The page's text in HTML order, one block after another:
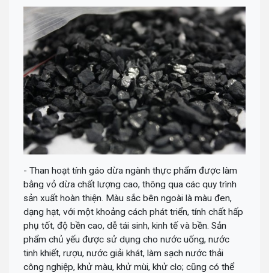
- Than hoạt tính gáo dừa ngành thực phẩm được làm
bằng vỏ dừa chất lượng cao, thông qua các quy trình
sản xuất hoàn thiện. Màu sắc bên ngoài là màu đen,
dạng hạt, với một khoảng cách phát triển, tính chất hấp
phụ tốt, độ bền cao, dễ tái sinh, kinh tế và bền. Sản
phẩm chủ yếu được sử dụng cho nước uống, nước
tinh khiết, rượu, nước giải khát, làm sạch nước thải
công nghiệp, khử màu, khử mùi, khử clo; cũng có thể